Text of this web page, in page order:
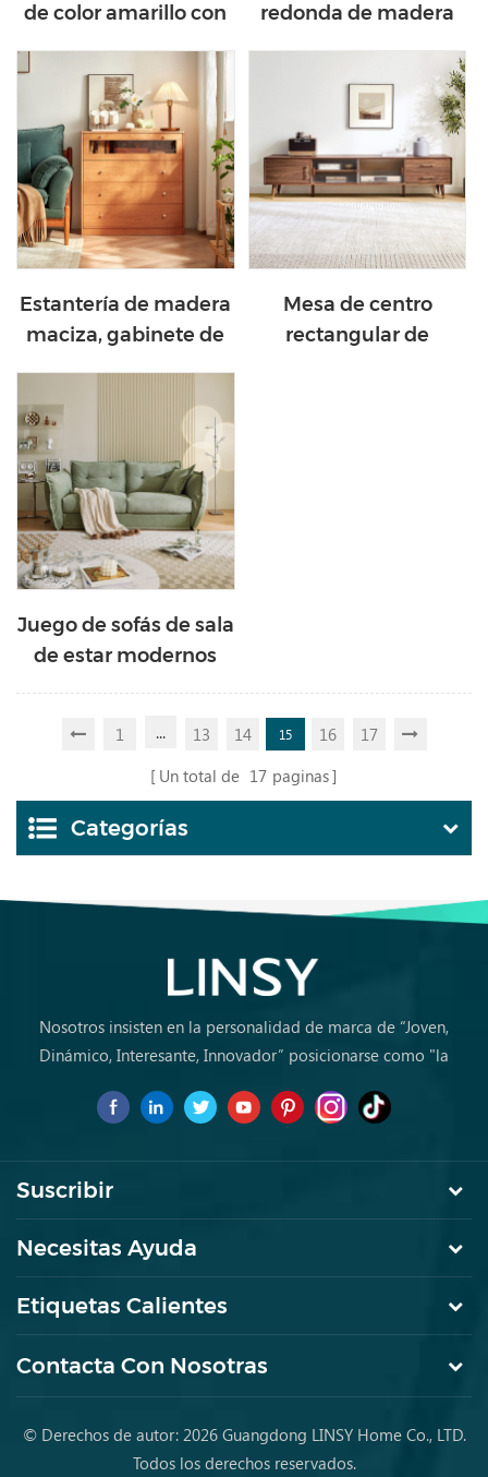
de color amarillo con
moderno para sala de
estar con cuero G026-
A
redonda de madera
estar SV3L-A
Estantería de madera
maciza, gabinete de
Mesa de centro
rectangular de
Juego de sofás de sala
de estar modernos
1 ... 13 14 15 16
17
Un total de 17 paginas
Categorías
Nosotros insisten en la personalidad de marca de “Joven,
Dinámico, Interesante, Innovador” posicionarse como "la
por primera vez.
Suscribir
Necesitas Ayuda
Etiquetas Calientes
Contacta Con Nosotras
© Derechos de autor: 2026 Guangdong LINSY Home Co., LTD.
Todos los derechos reservados.